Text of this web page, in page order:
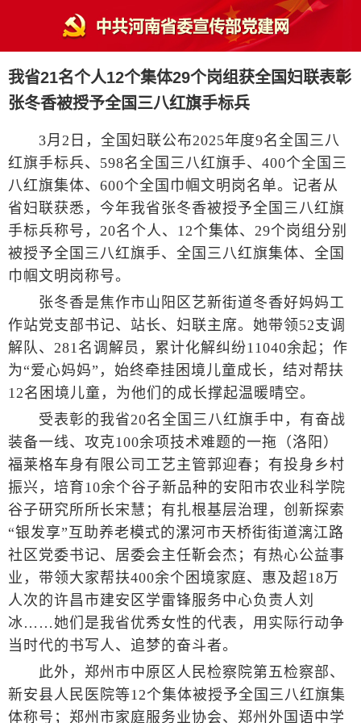
我省21名个人12个集体29个岗组获全国妇联表彰
张冬香被授予全国三八红旗手标兵
3月2日，全国妇联公布2025年度9名全国三八
红旗手标兵、598名全国三八红旗手、400个全国三
八红旗集体、600个全国巾帼文明岗名单。记者从
省妇联获悉，今年我省张冬香被授予全国三八红旗
手标兵称号，20名个人、12个集体、29个岗组分别
被授予全国三八红旗手、全国三八红旗集体、全国
巾帼文明岗称号。
张冬香是焦作市山阳区艺新街道冬香好妈妈工
作站党支部书记、站长、妇联主席。她带领52支调
解队、281名调解员，累计化解纠纷11040余起；作
为“爱心妈妈”，始终牵挂困境儿童成长，结对帮扶
12名困境儿童，为他们的成长撑起温暖晴空。
受表彰的我省20名全国三八红旗手中，有奋战
装备一线、攻克100余项技术难题的一拖（洛阳）
福莱格车身有限公司工艺主管郭迎春；有投身乡村
振兴，培育10余个谷子新品种的安阳市农业科学院
谷子研究所所长宋慧；有扎根基层治理，创新探索
“银发享”互助养老模式的漯河市天桥街街道漓江路
社区党委书记、居委会主任靳会杰；有热心公益事
业，带领大家帮扶400余个困境家庭、惠及超18万
人次的许昌市建安区学雷锋服务中心负责人刘
冰……她们是我省优秀女性的代表，用实际行动争
当时代的书写人、追梦的奋斗者。
此外，郑州市中原区人民检察院第五检察部、
新安县人民医院等12个集体被授予全国三八红旗集
体称号；郑州市家庭服务业协会、郑州外国语中学